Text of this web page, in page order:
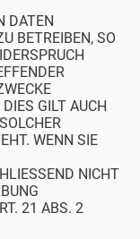
DATEN
BETREIBEN, SO
GILT AUCH
WENN SIE
NICHT
21 ABS. 2